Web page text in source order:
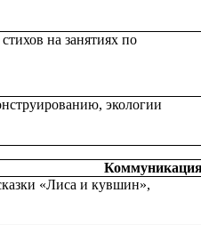
на занятиях по
экологии
«Лиса и кувшин»,